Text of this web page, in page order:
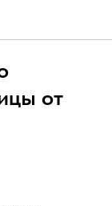
от